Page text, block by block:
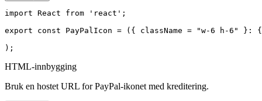
import React from 'react';
export const PayPalIcon = ({ className = "w-6 h-6" }:
);
HTML-innbygging
Bruk en hostet URL for PayPal-ikonet med kreditering.